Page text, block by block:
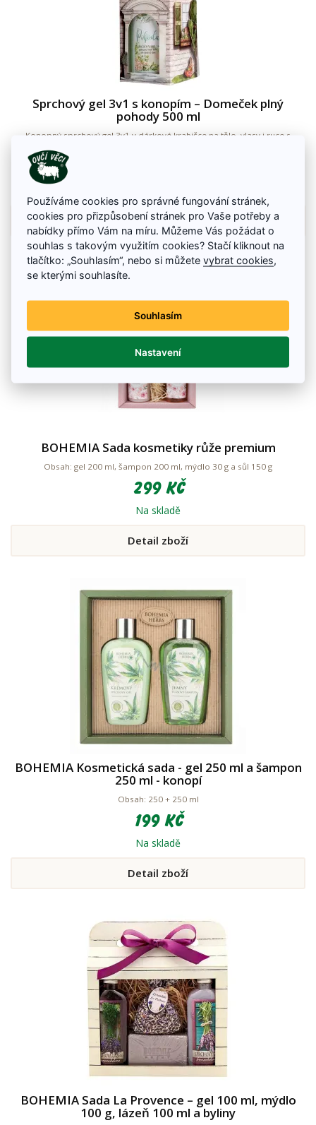
Sprchový gel 3v1 s konopím – Domeček plný
pohody 500 ml
Konopný sprchový gel 3v1 v dárkové krabičce na tělo, vlasy i ruce s
Detail zboží
BOHEMIA Sada kosmetiky růže premium
Obsah: gel 200 ml, šampon 200 ml, mýdlo 30 g a sůl 150 g
299 Kč
Na skladě
Detail zboží
BOHEMIA Kosmetická sada - gel 250 ml a šampon
250 ml - konopí
Obsah: 250 + 250 ml
199 Kč
Na skladě
Detail zboží
BOHEMIA Sada La Provence – gel 100 ml, mýdlo
100 g, lázeň 100 ml a byliny
Používáme cookies pro správné fungování stránek,
cookies pro přizpůsobení stránek pro Vaše potřeby a
nabídky přímo Vám na míru. Můžeme Vás požádat o
souhlas s takovým využitím cookies? Stačí kliknout na
tlačítko: „Souhlasím“, nebo si můžetevybrat cookies
se kterými souhlasíte.
Souhlasím
Nastavení